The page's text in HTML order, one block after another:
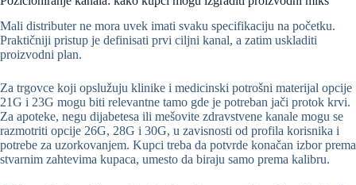
Mali distributer ne mora uvek imati svaku specifikaciju na početku.
Praktičniji pristup je definisati prvi ciljni kanal, a zatim uskladiti
proizvodni plan.
Za trgovce koji opslužuju klinike i medicinski potrošni materijal opcije
21G i 23G mogu biti relevantne tamo gde je potreban jači protok krvi.
Za apoteke, negu dijabetesa ili mešovite zdravstvene kanale mogu se
razmotriti opcije 26G, 28G i 30G, u zavisnosti od profila korisnika i
potrebe za uzorkovanjem. Kupci treba da potvrde konačan izbor prema
stvarnim zahtevima kupaca, umesto da biraju samo prema kalibru.